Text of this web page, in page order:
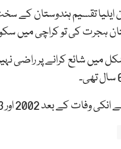
تقسیم ہندوستان کے
شکل میں شائع کرانے پر راضی
اور 2003 میں شائع کیے گئے۔